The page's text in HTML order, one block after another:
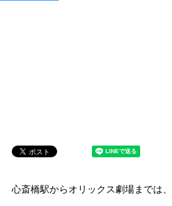
心斎橋駅からオリックス劇場までは